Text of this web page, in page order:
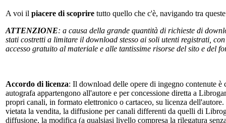
A voi il piacere di scoprire tutto quello che c'è, navigando tra
ATTENZIONE: a causa della grande quantità di richieste di
stati costretti a limitare il download stesso ai soli utenti registrati,
accesso gratuito al materiale e alle tantissime risorse del sito e
Accordo di licenza: Il download delle opere di ingegno contenute
autografa appartengono all'autore e per concessione diretta a
propri canali, in formato elettronico o cartaceo, su licenza
vietata la vendita, la diffusione per canali differenti da quelli di
diffusione, la modifica (a qualsiasi livello compresa la rilegatura